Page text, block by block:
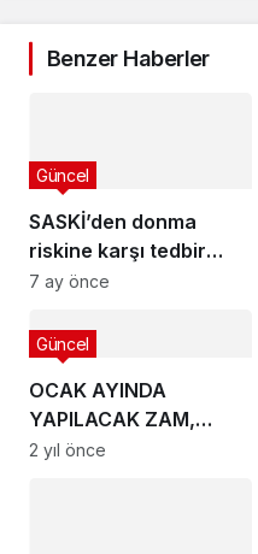
Benzer Haberler
SASKİ’den donma
riskine karşı tedbir
uyarısı
Güncel
7 ay önce
OCAK AYINDA
YAPILACAK ZAM,
YENİDEN DEĞERLEME
Güncel
2 yıl önce